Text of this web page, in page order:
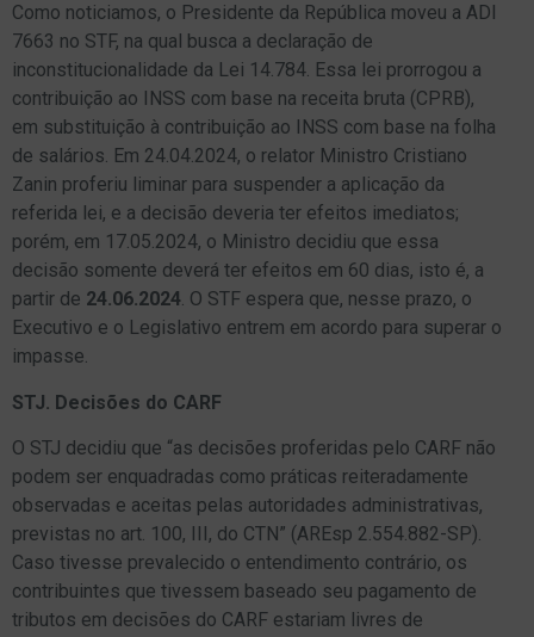
Como noticiamos, o Presidente da República moveu a ADI
7663 no STF, na qual busca a declaração de
inconstitucionalidade da Lei 14.784. Essa lei prorrogou a
contribuição ao INSS com base na receita bruta (CPRB),
em substituição à contribuição ao INSS com base na folha
de salários. Em 24.04.2024, o relator Ministro Cristiano
Zanin proferiu liminar para suspender a aplicação da
referida lei, e a decisão deveria ter efeitos imediatos;
porém, em 17.05.2024, o Ministro decidiu que essa
decisão somente deverá ter efeitos em 60 dias, isto é, a
partir de 24.06.2024. O STF espera que, nesse prazo, o
Executivo e o Legislativo entrem em acordo para superar o
impasse.
STJ. Decisões do CARF
O STJ decidiu que “as decisões proferidas pelo CARF não
podem ser enquadradas como práticas reiteradamente
observadas e aceitas pelas autoridades administrativas,
previstas no art. 100, III, do CTN” (AREsp 2.554.882-SP).
Caso tivesse prevalecido o entendimento contrário, os
contribuintes que tivessem baseado seu pagamento de
tributos em decisões do CARF estariam livres de